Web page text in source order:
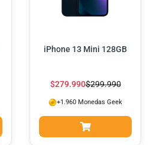
iPhone 13 Mini 128GB
$279.990$299.990
+1.960 Monedas Geek